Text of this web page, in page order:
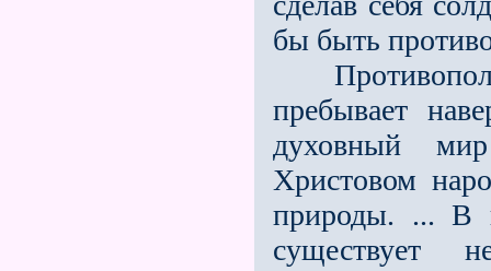
бы быть
пребывает
духовный
Христовом
природы. ... В
существует